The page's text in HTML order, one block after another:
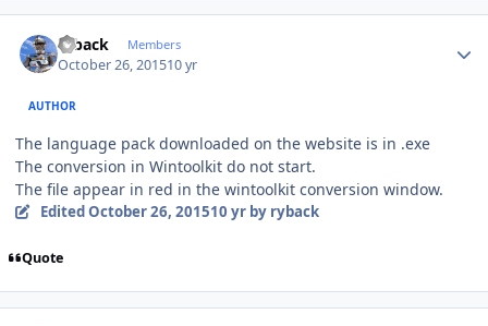
ryback Members
October 26, 201510 yr
AUTHOR
The language pack downloaded on the website is in .exe
The conversion in Wintoolkit do not start.
The file appear in red in the wintoolkit conversion window.
EditedOctober 26, 201510 yrby ryback
Quote